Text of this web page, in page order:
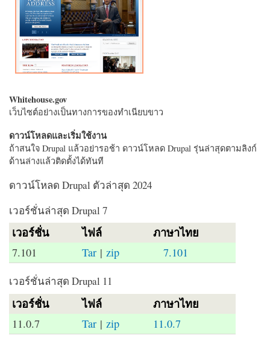
Whitehouse.gov
เว็บไซต์อย่างเป็นทางการของทำเนียบขาว
ดาวน์โหลดและเริ่มใช้งาน
ถ้าสนใจ Drupal แล้วอย่ารอช้า ดาวน์โหลด Drupal รุ่นล่าสุดตามลิงก์
ด้านล่างแล้วติดตั้งได้ทันที
ดาวน์โหลด Drupal ตัวล่าสุด 2024
เวอร์ชั่นล่าสุด Drupal 7
เวอร์ชั่น ไฟล์ ภาษาไทย
7.101 Tar |zip 7.101
เวอร์ชั่นล่าสุด Drupal 11
เวอร์ชั่น ไฟล์ ภาษาไทย
11.0.7 Tar | zip 11.0.7